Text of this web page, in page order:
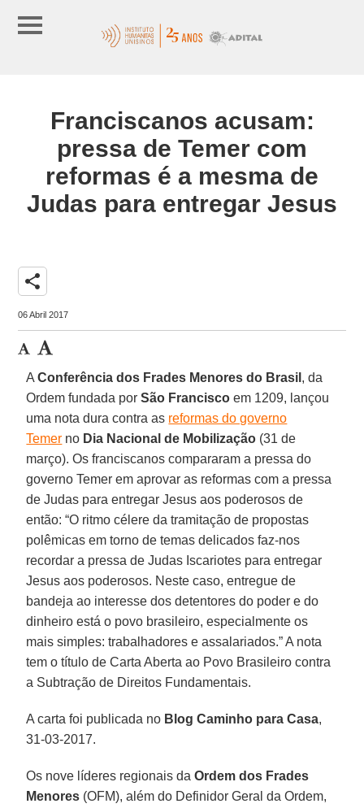
Franciscanos acusam:
pressa de Temer com
reformas é a mesma de
Judas para entregar Jesus
share
06 Abril 2017
AConferência dos Frades Menores do Brasil , da
Ordem fundada porSão Francisco em 1209, lançou
uma nota dura contra as reformas do governo
Temer no Dia Nacional de Mobilização (31 de
março). Os franciscanos compararam a pressa do
governo Temer em aprovar as reformas com a pressa
de Judas para entregar Jesus aos poderosos de
então: “O ritmo célere da tramitação de propostas
polêmicas em torno de temas delicados faz-nos
recordar a pressa de Judas Iscariotes para entregar
Jesus aos poderosos. Neste caso, entregue de
bandeja ao interesse dos detentores do poder e do
dinheiro está o povo brasileiro, especialmente os
mais simples: trabalhadores e assalariados.” A nota
tem o título de Carta Aberta ao Povo Brasileiro contra
a Subtração de Direitos Fundamentais.
A carta foi publicada no Blog Caminho para Casa,
31-03-2017.
Os nove líderes regionais da Ordem dos Frades
Menores (OFM), além do Definidor Geral da Ordem,